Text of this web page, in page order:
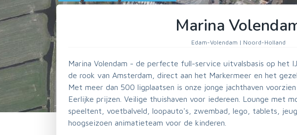
Marina
Edam-Volendam | Noord-Holland
Marina Volendam - de perfecte full-service uitvalsbasis op het
de rook van Amsterdam, direct aan het Markermeer en het
Met meer dan 500 ligplaatsen is onze jonge jachthaven
Eerlijke prijzen. Veilige thuishaven voor iedereen. Lounge met
speeltent, voetbalveld, loopauto's, zwembad, lego, tablets,
hoogseizoen animatieteam voor de kinderen.